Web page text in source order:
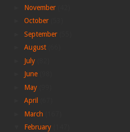
November
October
September
August
July
June
May
April
March
February